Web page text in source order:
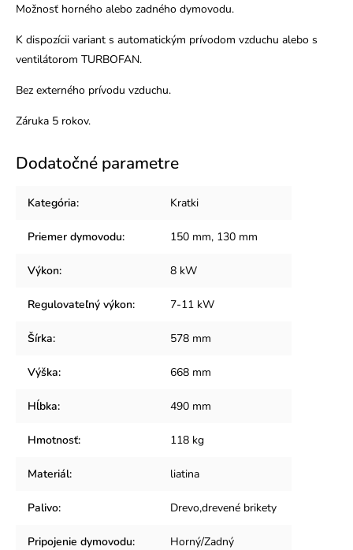
Možnosť horného alebo zadného dymovodu.
K dispozícii variant s automatickým prívodom vzduchu alebo s
ventilátorom TURBOFAN.
Bez externého prívodu vzduchu.
Záruka 5 rokov.
Dodatočné parametre
Kategória: Kratki
Priemer dymovodu: 150 mm, 130 mm
Výkon: 8 kW
Regulovateľný výkon: 7-11 kW
Šírka: 578 mm
Výška: 668 mm
Hĺbka: 490 mm
Hmotnosť: 118 kg
Materiál: liatina
Palivo: Drevo,drevené brikety
Pripojenie dymovodu: Horný/Zadný